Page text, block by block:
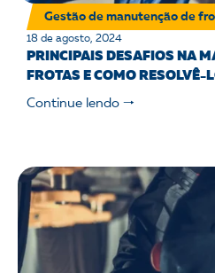
Gestão de manutenção de
18 de agosto, 2024
PRINCIPAIS DESAFIOS NA
FROTAS E COMO RESOLVÊ-
Continue lendo 🠒